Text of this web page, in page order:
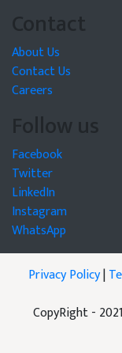
Contact
About Us
Contact Us
Careers
Follow us
Facebook
Twitter
LinkedIn
Instagram
WhatsApp
Privacy Policy|
CopyRight -